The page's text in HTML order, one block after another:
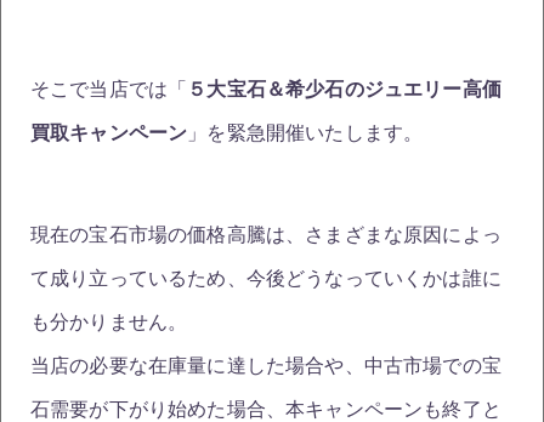
そこで当店では「 ５大宝石＆希少石のジュエリー高価
買取キャンペーン 」を緊急開催いたします。
現在の宝石市場の価格高騰は、さまざまな原因によっ
て成り立っているため、今後どうなっていくかは誰に
も分かりません。
当店の必要な在庫量に達した場合や、中古市場での宝
石需要が下がり始めた場合、本キャンペーンも終了と